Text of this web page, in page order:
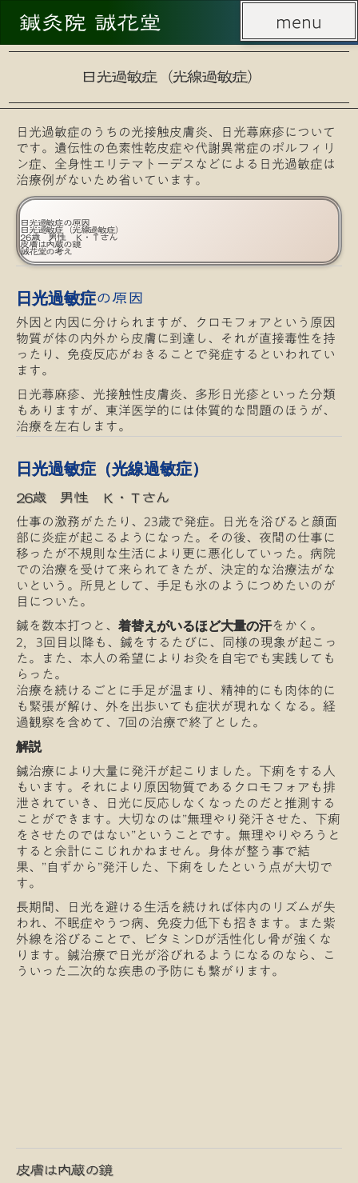
menu
鍼灸院 誠花堂 menu
日光過敏症（光線過敏症）
日光過敏症のうちの光接触皮膚炎、日光蕁麻疹について
です。遺伝性の色素性乾皮症や代謝異常症のポルフィリ
ン症、全身性エリテマトーデスなどによる日光過敏症は
治療例がないため省いています。
日光過敏症の原因
日光過敏症（光線過敏症）
26歳 男性 Ｋ・Ｔさん
皮膚は内蔵の鏡
誠花堂の考え
日光過敏症の原因
外因と内因に分けられますが、クロモフォアという原因
物質が体の内外から皮膚に到達し、それが直接毒性を持
ったり、免疫反応がおきることで発症するといわれてい
ます。
日光蕁麻疹、光接触性皮膚炎、多形日光疹といった分類
もありますが、東洋医学的には体質的な問題のほうが、
治療を左右します。
日光過敏症（光線過敏症）
26歳 男性 Ｋ・Ｔさん
仕事の激務がたたり、23歳で発症。日光を浴びると顔面
部に炎症が起こるようになった。その後、夜間の仕事に
移ったが不規則な生活により更に悪化していった。病院
での治療を受けて来られてきたが、決定的な治療法がな
いという。所見として、手足も氷のようにつめたいのが
目についた。
鍼を数本打つと、
着替えがいるほど大量の汗をかく。
2，3回目以降も、鍼をするたびに、同様の現象が起こっ
た。また、本人の希望によりお灸を自宅でも実践しても
らった。
治療を続けるごとに手足が温まり、精神的にも肉体的に
も緊張が解け、外を出歩いても症状が現れなくなる。経
過観察を含めて、7回の治療で終了とした。
解説
鍼治療により大量に発汗が起こりました。下痢をする人
もいます。それにより原因物質であるクロモフォアも排
泄されていき、日光に反応しなくなったのだと推測する
ことができます。大切なのは”無理やり発汗させた、下痢
をさせたのではない”ということです。無理やりやろうと
すると余計にこじれかねません。身体が整う事で結
果、”自ずから”発汗した、下痢をしたという点が大切で
す。
長期間、日光を避ける生活を続ければ体内のリズムが失
われ、不眠症やうつ病、免疫力低下も招きます。また紫
外線を浴びることで、ビタミンDが活性化し骨が強くな
ります。鍼治療で日光が浴びれるようになるのなら、こ
ういった二次的な疾患の予防にも繋がります。
皮膚は内蔵の鏡